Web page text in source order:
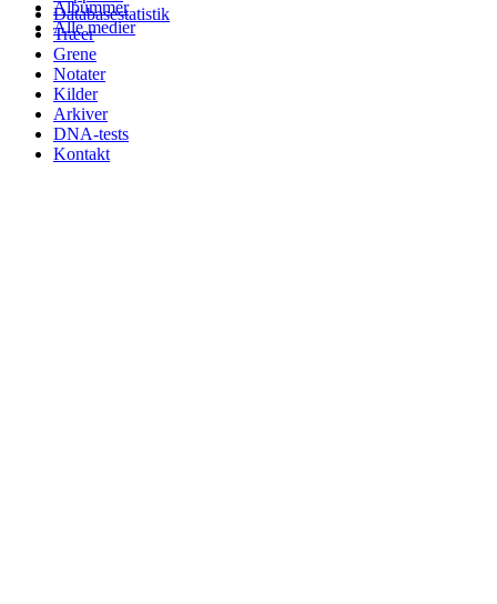
Albummer
Alle medier
Databasestatistik
Træer
Grene
Notater
Kilder
Arkiver
DNA-tests
Kontakt